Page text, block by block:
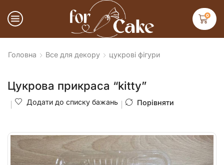
0
Головна Все для декору цукрові фігури
Цукрова прикраса “kitty”
Додати до списку бажань Порівняти